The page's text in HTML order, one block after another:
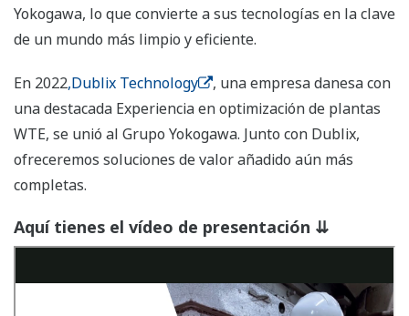
Yokogawa, lo que convierte a sus tecnologías en la clave
de un mundo más limpio y eficiente.
En 2022,Dublix Technology
, una empresa danesa con
una destacada Experiencia en optimización de plantas
WTE, se unió al Grupo Yokogawa. Junto con Dublix,
ofreceremos soluciones de valor añadido aún más
completas.
Aquí tienes el vídeo de presentación ⇊